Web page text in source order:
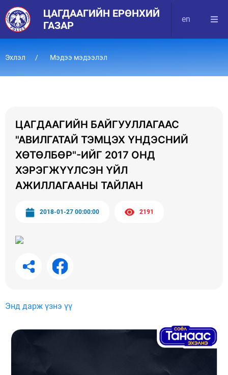
ЦАГДААГИЙН ЕРӨНХИЙ
ГАЗАР
en
Эхлэл Мэдээ мэдээлэл
ЦАГДААГИЙН БАЙГУУЛЛАГААС
"АВИЛГАТАЙ ТЭМЦЭХ ҮНДЭСНИЙ
ХӨТӨЛБӨР"-ИЙГ 2017 ОНД
ХЭРЭГЖҮҮЛСЭН ҮЙЛ
АЖИЛЛАГААНЫ ТАЙЛАН
2018-01-27 00:00:00 2191
Энд дарж үзнэ үү